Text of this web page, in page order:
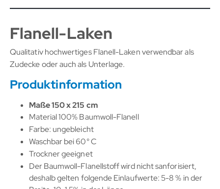
Flanell-Laken
Qualitativ hochwertiges Flanell-Laken verwendbar als
Zudecke oder auch als Unterlage.
Produktinformation
Maße 150 x 215 cm
Material 100% Baumwoll-Flanell
Farbe: ungebleicht
Waschbar bei 60° C
Trockner geeignet
Der Baumwoll-Flanellstoff wird nicht sanforisiert,
deshalb gelten folgende Einlaufwerte: 5-8 % in der